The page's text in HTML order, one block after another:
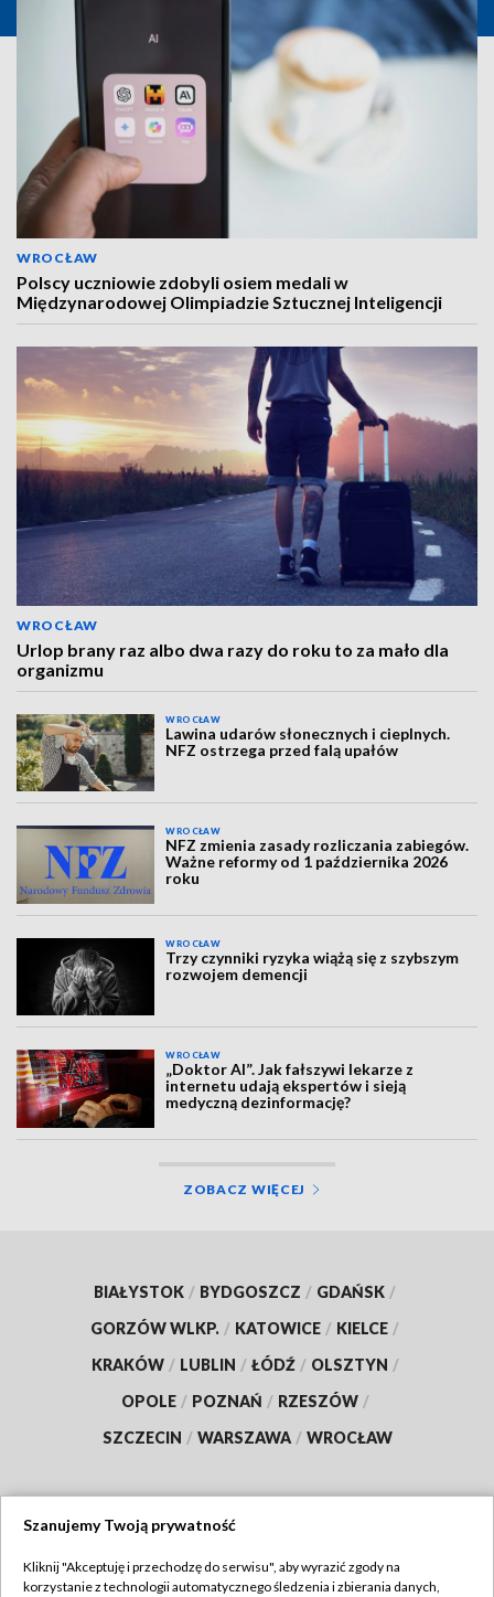
WROCŁAW
Polscy uczniowie zdobyli osiem medali w
Międzynarodowej Olimpiadzie Sztucznej Inteligencji
WROCŁAW
Urlop brany raz albo dwa razy do roku to za mało dla
organizmu
WROCŁAW
Lawina udarów słonecznych i cieplnych.
NFZ ostrzega przed falą upałów
WROCŁAW
NFZ zmienia zasady rozliczania zabiegów.
Ważne reformy od 1 października 2026
roku
WROCŁAW
Trzy czynniki ryzyka wiążą się z szybszym
rozwojem demencji
WROCŁAW
„Doktor AI”. Jak fałszywi lekarze z
internetu udają ekspertów i sieją
medyczną dezinformację?
ZOBACZ WIĘCEJ
BIAŁYSTOK / BYDGOSZCZ / GDAŃSK /
GORZÓW WLKP. / KATOWICE / KIELCE /
KRAKÓW / LUBLIN / ŁÓDŹ / OLSZTYN /
OPOLE / POZNAŃ / RZESZÓW /
SZCZECIN / WARSZAWA / WROCŁAW
TVP
Szanujemy Twoją prywatność
Kliknij "Akceptuję i przechodzę do serwisu", aby wyrazić zgody na
korzystanie z technologii automatycznego śledzenia i zbierania danych,